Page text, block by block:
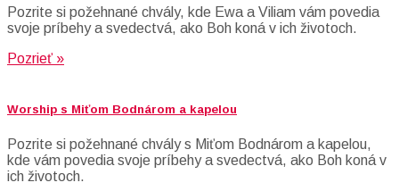
Pozrite si požehnané chvály, kde Ewa a Viliam vám povedia
svoje príbehy a svedectvá, ako Boh koná v ich životoch.
Pozrieť »
Worship s Miťom Bodnárom a kapelou
Pozrite si požehnané chvály s Miťom Bodnárom a kapelou,
kde vám povedia svoje príbehy a svedectvá, ako Boh koná v
ich životoch.